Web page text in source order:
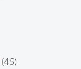
(45)